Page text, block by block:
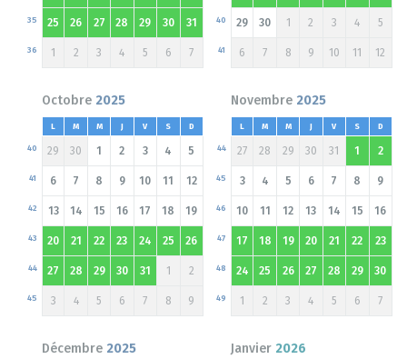
25
35 26 27 28 29 30 31
1
36 2 3 4 5 6 7
29
40 30 1 2 3 4 5
6
41 7 8 9 10 11 12
Octobre 2025
L M M J V S D
29
40 30 1 2 3 4 5
6
41 7 8 9 10 11 12
13
42 14 15 16 17 18 19
20
43 21 22 23 24 25 26
27
44 28 29 30 31 1 2
3
45 4 5 6 7 8 9
Novembre 2025
L M M J V S D
27
44 28 29 30 31 1 2
3
45 4 5 6 7 8 9
10
46 11 12 13 14 15 16
17
47 18 19 20 21 22 23
24
48 25 26 27 28 29 30
1
49 2 3 4 5 6 7
Décembre 2025 Janvier 2026